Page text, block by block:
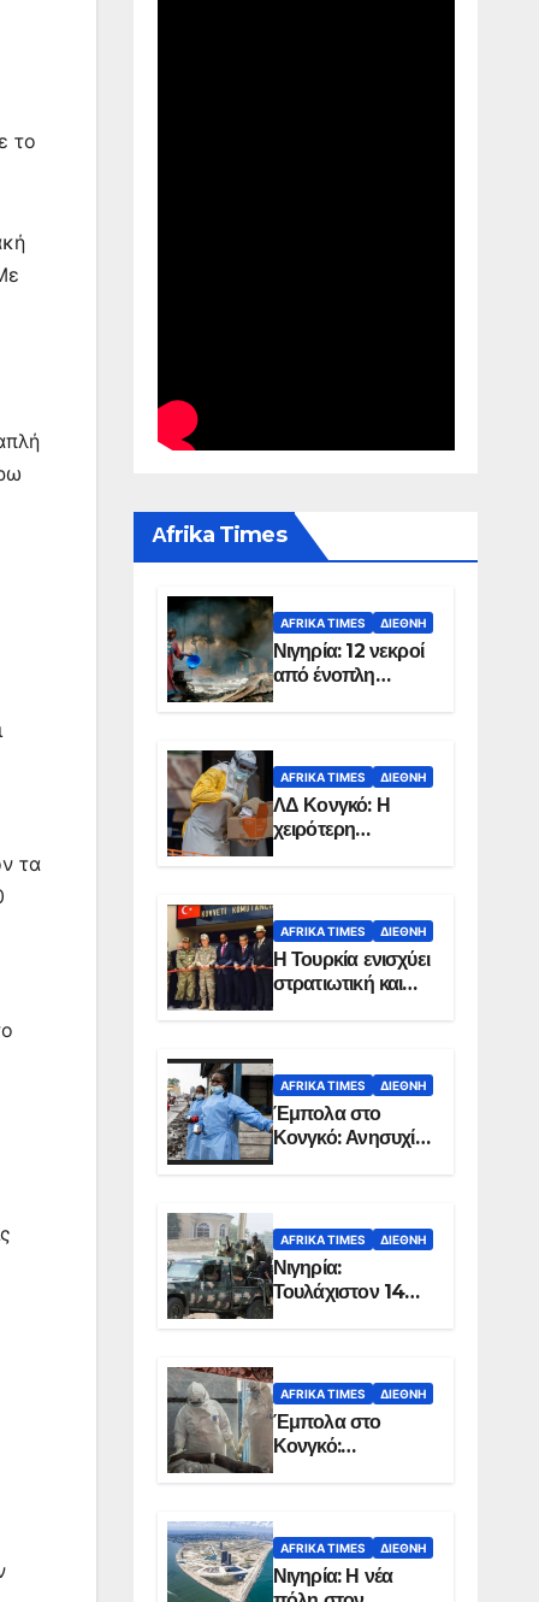
το
τα
Αfrika Times
AFRIKA TIMES ΔΙΕΘΝΉ
Νιγηρία: 12 νεκροί
από ένοπλη
επίθεση σε χωριό
AFRIKA TIMES ΔΙΕΘΝΉ
ΛΔ Κονγκό: Η
χειρότερη
επιδημία Έμπολα
χώρας
AFRIKA TIMES ΔΙΕΘΝΉ
Η Τουρκία ενισχύει
στρατιωτική και
ενεργειακή
Σομαλία
AFRIKA TIMES ΔΙΕΘΝΉ
Έμπολα στο
Κονγκό: Ανησυχία
για τη μεγάλη
AFRIKA TIMES ΔΙΕΘΝΉ
Νιγηρία:
Τουλάχιστον 14
νεκροί από
στην Οτούκπο
AFRIKA TIMES ΔΙΕΘΝΉ
Έμπολα στο
Κονγκό:
Ξεπέρασαν τους
AFRIKA TIMES ΔΙΕΘΝΉ
Νιγηρία: Η νέα